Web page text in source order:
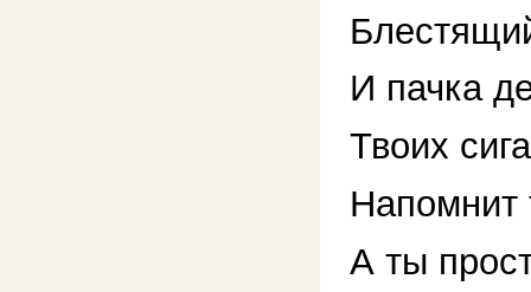
И пачка
Твоих
Напомнит
А ты